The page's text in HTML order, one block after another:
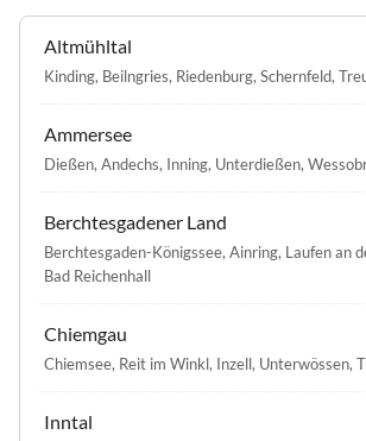
Altmühltal
Kinding, Beilngries, Riedenburg, Schernfeld,
Ammersee
Dießen, Andechs, Inning, Unterdießen,
Berchtesgadener Land
Berchtesgaden-Königssee, Ainring, Laufen an
Bad Reichenhall
Chiemgau
Chiemsee, Reit im Winkl, Inzell, Unterwössen,
Inntal